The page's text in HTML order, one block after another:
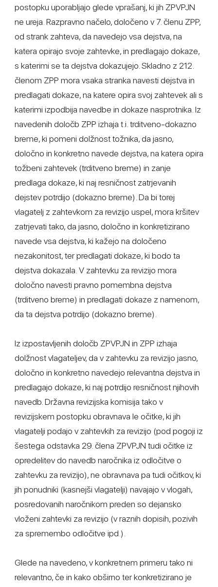
postopku uporabljajo glede vprašanj, ki jih ZPVPJN
ne ureja. Razpravno načelo, določeno v 7. členu ZPP,
od strank zahteva, da navedejo vsa dejstva, na
katera opirajo svoje zahtevke, in predlagajo dokaze,
s katerimi se ta dejstva dokazujejo. Skladno z 212.
členom ZPP mora vsaka stranka navesti dejstva in
predlagati dokaze, na katere opira svoj zahtevek ali s
katerimi izpodbija navedbe in dokaze nasprotnika. Iz
navedenih določb ZPP izhaja t.i. trditveno-dokazno
breme, ki pomeni dolžnost tožnika, da jasno,
določno in konkretno navede dejstva, na katera opira
tožbeni zahtevek (trditveno breme) in zanje
predlaga dokaze, ki naj resničnost zatrjevanih
dejstev potrdijo (dokazno breme). Da bi torej
vlagatelj z zahtevkom za revizijo uspel, mora kršitev
zatrjevati tako, da jasno, določno in konkretizirano
navede vsa dejstva, ki kažejo na določeno
nezakonitost, ter predlagati dokaze, ki bodo ta
dejstva dokazala. V zahtevku za revizijo mora
določno navesti pravno pomembna dejstva
(trditveno breme) in predlagati dokaze z namenom,
da ta dejstva potrdijo (dokazno breme).
Iz izpostavljenih določb ZPVPJN in ZPP izhaja
dolžnost vlagateljev, da v zahtevku za revizijo jasno,
določno in konkretno navedejo relevantna dejstva in
predlagajo dokaze, ki naj potrdijo resničnost njihovih
navedb. Državna revizijska komisija tako v
revizijskem postopku obravnava le očitke, ki jih
vlagatelji podajo v zahtevkih za revizijo (pod pogoji iz
šestega odstavka 29. člena ZPVPJN tudi očitke iz
opredelitev do navedb naročnika iz odločitve o
zahtevku za revizijo), ne obravnava pa tudi očitkov, ki
jih ponudniki (kasnejši vlagatelji) navajajo v vlogah,
posredovanih naročnikom preden so dejansko
vloženi zahtevki za revizijo (v raznih dopisih, pozivih
za spremembo odločitve ipd.).
Glede na navedeno, v konkretnem primeru tako ni
relevantno, če in kako obširno ter konkretizirano je